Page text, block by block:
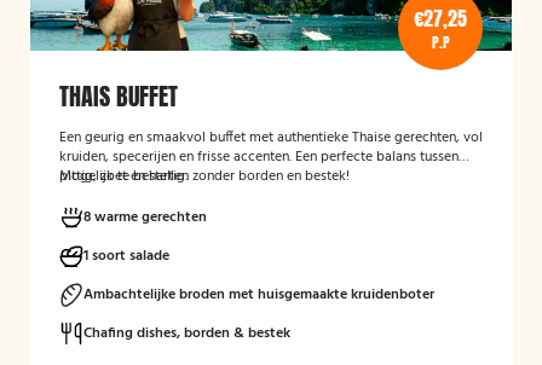
€27,25
P.P
THAIS BUFFET
Een geurig en smaakvol buffet met authentieke Thaise gerechten, vol
kruiden, specerijen en frisse accenten. Een perfecte balans tussen
pittig, zoet en hartig.
Mogelijk te bestellen zonder borden en bestek!
8 warme gerechten
1 soort salade
Ambachtelijke broden met huisgemaakte kruidenboter
Chafing dishes, borden & bestek